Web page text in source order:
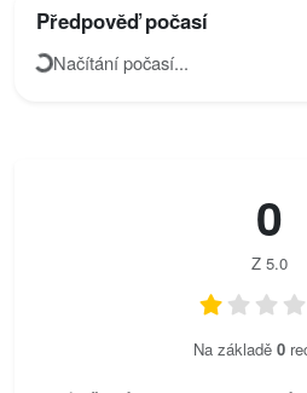
Předpověď počasí
Načítání počasí...
0
Z 5.0
Na základě 0